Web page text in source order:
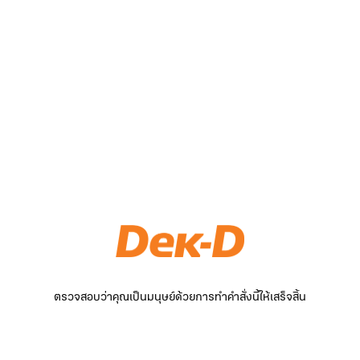
ตรวจสอบว่าคุณเป็นมนุษย์ด้วยการทำคำสั่งนี้ให้เสร็จสิ้น